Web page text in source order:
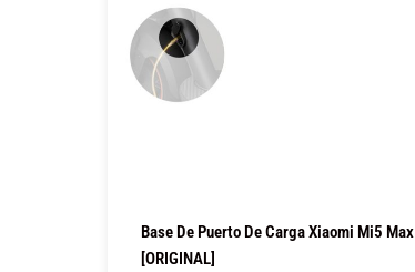
Base De Puerto De Carga Xiaomi Mi5 Max
[ORIGINAL]